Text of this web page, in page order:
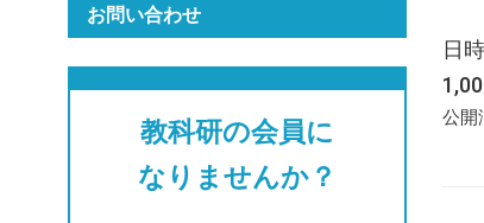
日
公開
お問い合わせ
教科研の会員に
なりませんか？